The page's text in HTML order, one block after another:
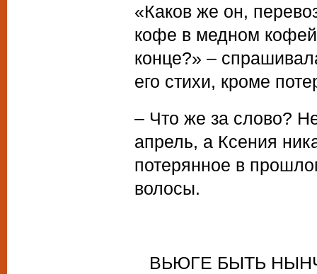
«Каков же он,
кофе в медном
конце?» –
его стихи, кроме
– Что же за слово?
апрель, а Ксения
потерянное в
волосы.
ВЬЮГЕ БЫТЬ